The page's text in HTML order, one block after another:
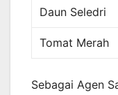
Daun Seledri
Tomat Merah
Sebagai Agen